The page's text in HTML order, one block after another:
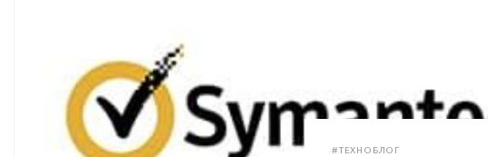
#ТЕХНОБЛОГ